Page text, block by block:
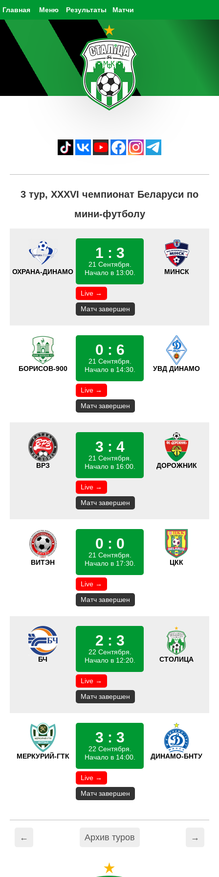
Главная Результаты Матчи
Меню
3 тур, XXXVI чемпионат Беларуси по
мини-футболу
ОХРАНА-ДИНАМО
1 : 3
21 Сентября.
Начало в 13:00.
Live →
Матч завершен
МИНСК
БОРИСОВ-900
0 : 6
21 Сентября.
Начало в 14:30.
Live →
Матч завершен
УВД ДИНАМО
ВРЗ
3 : 4
21 Сентября.
Начало в 16:00.
Live →
Матч завершен
ДОРОЖНИК
ВИТЭН
0 : 0
21 Сентября.
Начало в 17:30.
Live →
Матч завершен
ЦКК
БЧ
2 : 3
22 Сентября.
Начало в 12:20.
Live →
Матч завершен
СТОЛИЦА
МЕРКУРИЙ-ГТК
3 : 3
22 Сентября.
Начало в 14:00.
Live →
Матч завершен
ДИНАМО-БНТУ
← Архив туров →